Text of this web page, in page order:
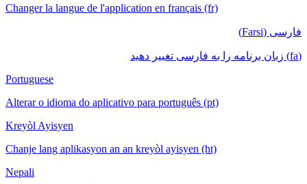
Changer la langue de l'application en français (fr)
فارسی (Farsi)
(fa) زبان برنامه را به فارسی تغییر دهید
Portuguese
Alterar o idioma do aplicativo para português (pt)
Kreyòl Ayisyen
Chanje lang aplikasyon an an kreyòl ayisyen (ht)
Nepali